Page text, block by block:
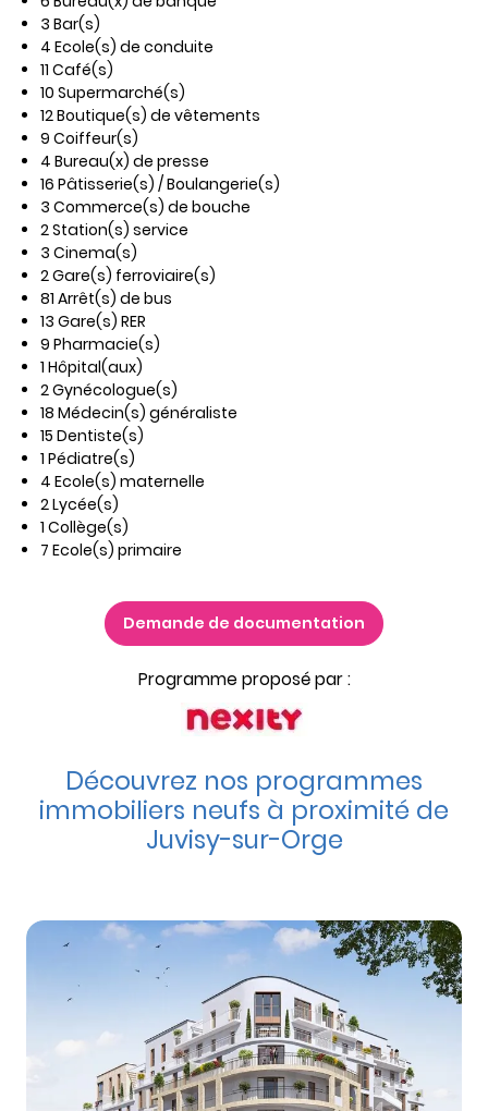
3 Bar(s)
4 Ecole(s) de conduite
11 Café(s)
10 Supermarché(s)
12 Boutique(s) de vêtements
9 Coiffeur(s)
4 Bureau(x) de presse
16 Pâtisserie(s) / Boulangerie(s)
3 Commerce(s) de bouche
2 Station(s) service
3 Cinema(s)
2 Gare(s) ferroviaire(s)
81 Arrêt(s) de bus
13 Gare(s) RER
9 Pharmacie(s)
1 Hôpital(aux)
2 Gynécologue(s)
18 Médecin(s) généraliste
15 Dentiste(s)
1 Pédiatre(s)
4 Ecole(s) maternelle
2 Lycée(s)
1 Collège(s)
7 Ecole(s) primaire
Demande de documentation
Programme proposé par :
Découvrez nos programmes
immobiliers neufs à proximité de
Juvisy-sur-Orge